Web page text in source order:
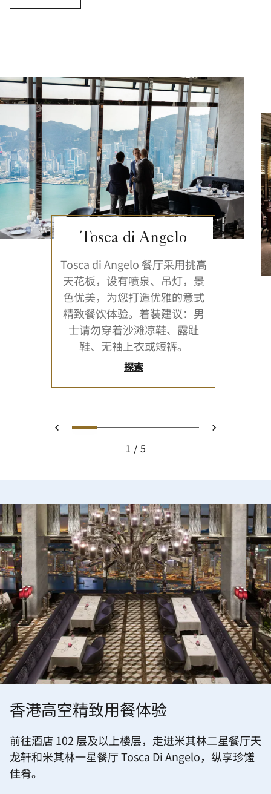
Tosca di Angelo
Tosca di Angelo 餐厅采用挑高
天花板，设有喷泉、吊灯，景
色优美，为您打造优雅的意式
精致餐饮体验。着装建议：男
士请勿穿着沙滩凉鞋、露趾
鞋、无袖上衣或短裤。
探索
上一页
0 1 2 3 4 下一页
1 5
香港高空精致用餐体验
前往酒店 102 层及以上楼层，走进米其林二星餐厅天
龙轩和米其林一星餐厅 Tosca Di Angelo，纵享珍馐
佳肴。